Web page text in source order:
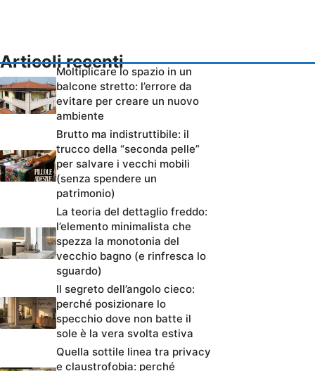
Articoli recenti
Moltiplicare lo spazio in un
balcone stretto: l’errore da
evitare per creare un nuovo
ambiente
Brutto ma indistruttibile: il
trucco della “seconda pelle”
per salvare i vecchi mobili
(senza spendere un
patrimonio)
La teoria del dettaglio freddo:
l’elemento minimalista che
spezza la monotonia del
vecchio bagno (e rinfresca lo
sguardo)
Il segreto dell’angolo cieco:
perché posizionare lo
specchio dove non batte il
sole è la vera svolta estiva
Quella sottile linea tra privacy
e claustrofobia: perché